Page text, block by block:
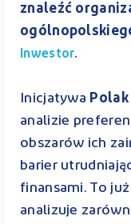
znaleźć
Inwestor.
Inicjatywa
analizie
obszarów ich
barier
finansami. To
analizuje